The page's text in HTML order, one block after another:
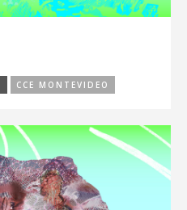
CCE MONTEVIDEO